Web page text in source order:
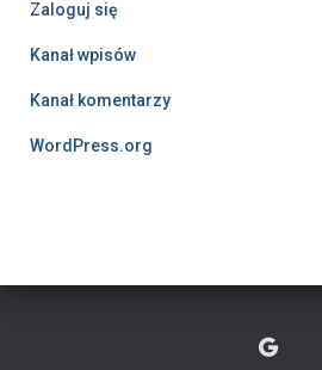
Zaloguj się
Kanał wpisów
Kanał komentarzy
WordPress.org